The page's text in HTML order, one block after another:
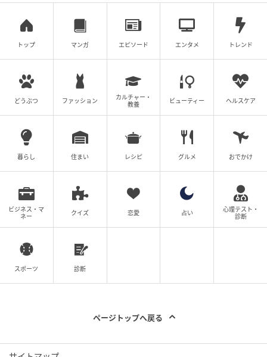
トップ マンガ エピソード エンタメ トレンド
どうぶつ ファッション
カルチャー・
教養
ビューティー ヘルスケア
暮らし 住まい レシピ グルメ おでかけ
ビジネス・マ
ネー
クイズ 恋愛 占い
心理テスト・
診断
スポーツ 診断
ページトップへ戻る